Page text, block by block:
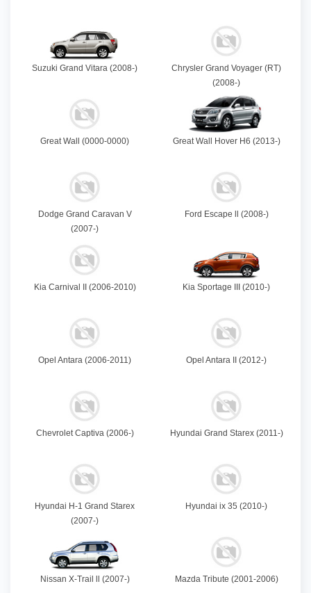
Suzuki Grand Vitara (2008-)
Chrysler Grand Voyager (RT)
(2008-)
Great Wall (0000-0000) Great Wall Hover H6 (2013-)
Dodge Grand Caravan V
(2007-)
Ford Escape ll (2008-)
Kia Carnival II (2006-2010) Kia Sportage III (2010-)
Opel Antara (2006-2011) Opel Antara II (2012-)
Chevrolet Captiva (2006-) Hyundai Grand Starex (2011-)
Hyundai H-1 Grand Starex
(2007-)
Hyundai ix 35 (2010-)
Nissan X-Trail ll (2007-) Mazda Tribute (2001-2006)